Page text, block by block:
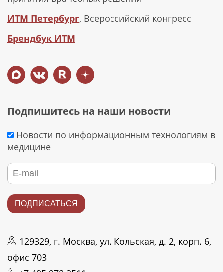
ИТМ Петербург, Всероссийский конгресс
Брендбук ИТМ
Подпишитесь на наши новости
Новости по информационным технологиям в
медицине
129329, г. Москва, ул. Кольская, д. 2, корп. 6,
офис 703